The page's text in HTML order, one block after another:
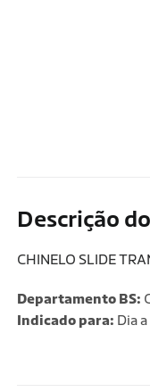
Descrição
CHINELO SLIDE
Departamento BS:
Indicado para: Dia